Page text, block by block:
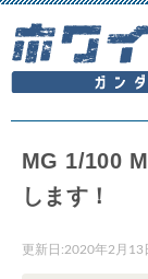
MG 1/100
します！
更新日:2020年2月13